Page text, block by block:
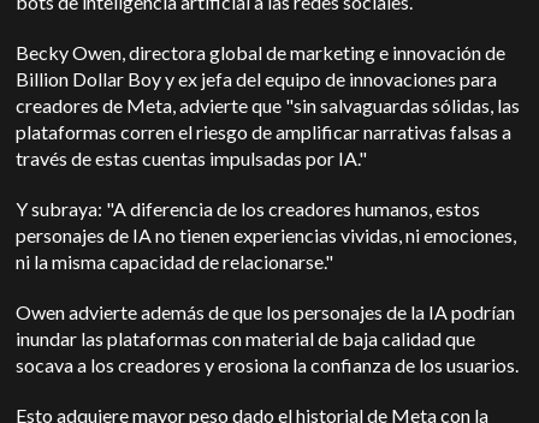
Becky Owen, directora global de marketing e innovación de
Billion Dollar Boy y ex jefa del equipo de innovaciones para
creadores de Meta, advierte que "sin salvaguardas sólidas, las
plataformas corren el riesgo de amplificar narrativas falsas a
través de estas cuentas impulsadas por IA."
Y subraya: "A diferencia de los creadores humanos, estos
personajes de IA no tienen experiencias vividas, ni emociones,
ni la misma capacidad de relacionarse."
Owen advierte además de que los personajes de la IA podrían
inundar las plataformas con material de baja calidad que
socava a los creadores y erosiona la confianza de los usuarios.
Esto adquiere mayor peso dado el historial de Meta con la